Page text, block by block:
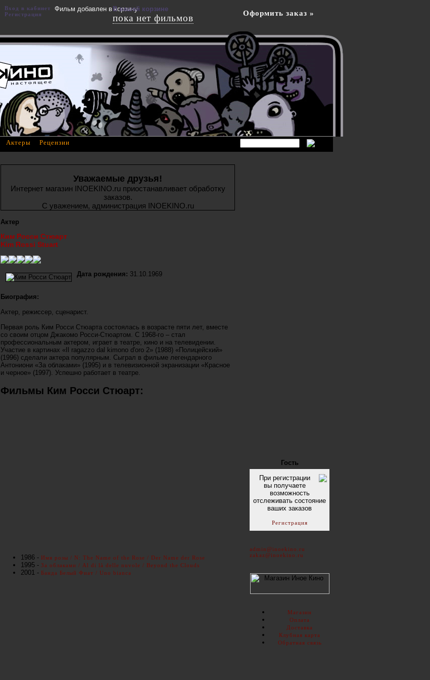
Уважаемые друзья!
Интернет магазин INOEKINO.ru приостанавливает обработку
заказов.
С уважением, администрация INOEKINO.ru
Актер
Ким Росси Стюарт
Kim Rossi Stuart
Дата рождения: 31.10.1969
Биография:
Актер, режиссер, сценарист.
Первая роль Ким Росси Стюарта состоялась в возрасте пяти лет, вместе
со своим отцом Джакомо Росси-Стюартом. С 1968-го – стал
профессиональным актером, играет в театре, кино и на телевидении.
Участие в картинах «Il ragazzo dal kimono d'oro 2» (1988) «Полицейский»
(1996) сделали актера популярным. Сыграл в фильме легендарного
Антониони «За облаками» (1995) и в телевизионной экранизации «Красное
и черное» (1997). Успешно работает в театре.
Фильмы Ким Росси Стюарт:
1986 - Имя розы / N: The Name of the Rose / Der Name der Rose
1995 - За облаками / Al di là delle nuvole / Beyond the Clouds
2001 - Банда Белый Фиат / Uno bianca
Гость
При регистрации
вы получаете
возможность
отслеживать состояние
ваших заказов
Регистрация
admin@inoekino.ru
zakaz@inoekino.ru
Магазин
Оплата
Доставка
Клубная карта
Обратная связь
Актеры Рецензии
Фильм добавлен в корзину
Вход в кабинет
Регистрация
В вашей корзине
пока нет фильмов Оформить заказ »